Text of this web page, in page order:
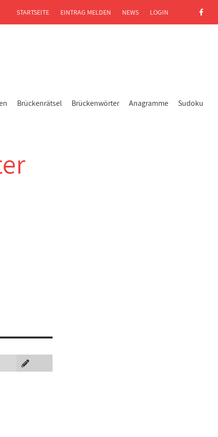
Brückenrätsel Brückenwörter Anagramme Sudoku
STARTSEITE EINTRAG MELDEN NEWS LOGIN